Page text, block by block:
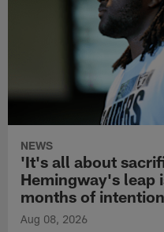
NEWS
'It's all about
Hemingway's leap
months of
Aug 08, 2026